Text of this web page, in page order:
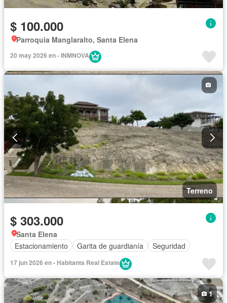
$ 100.000
Parroquia Manglaralto, Santa Elena
20 may 2026 en - INMNOVA
Terreno
$ 303.000
Santa Elena
Estacionamiento
Garita de guardianía Seguridad
17 jun 2026 en - Habitants Real Estate
1